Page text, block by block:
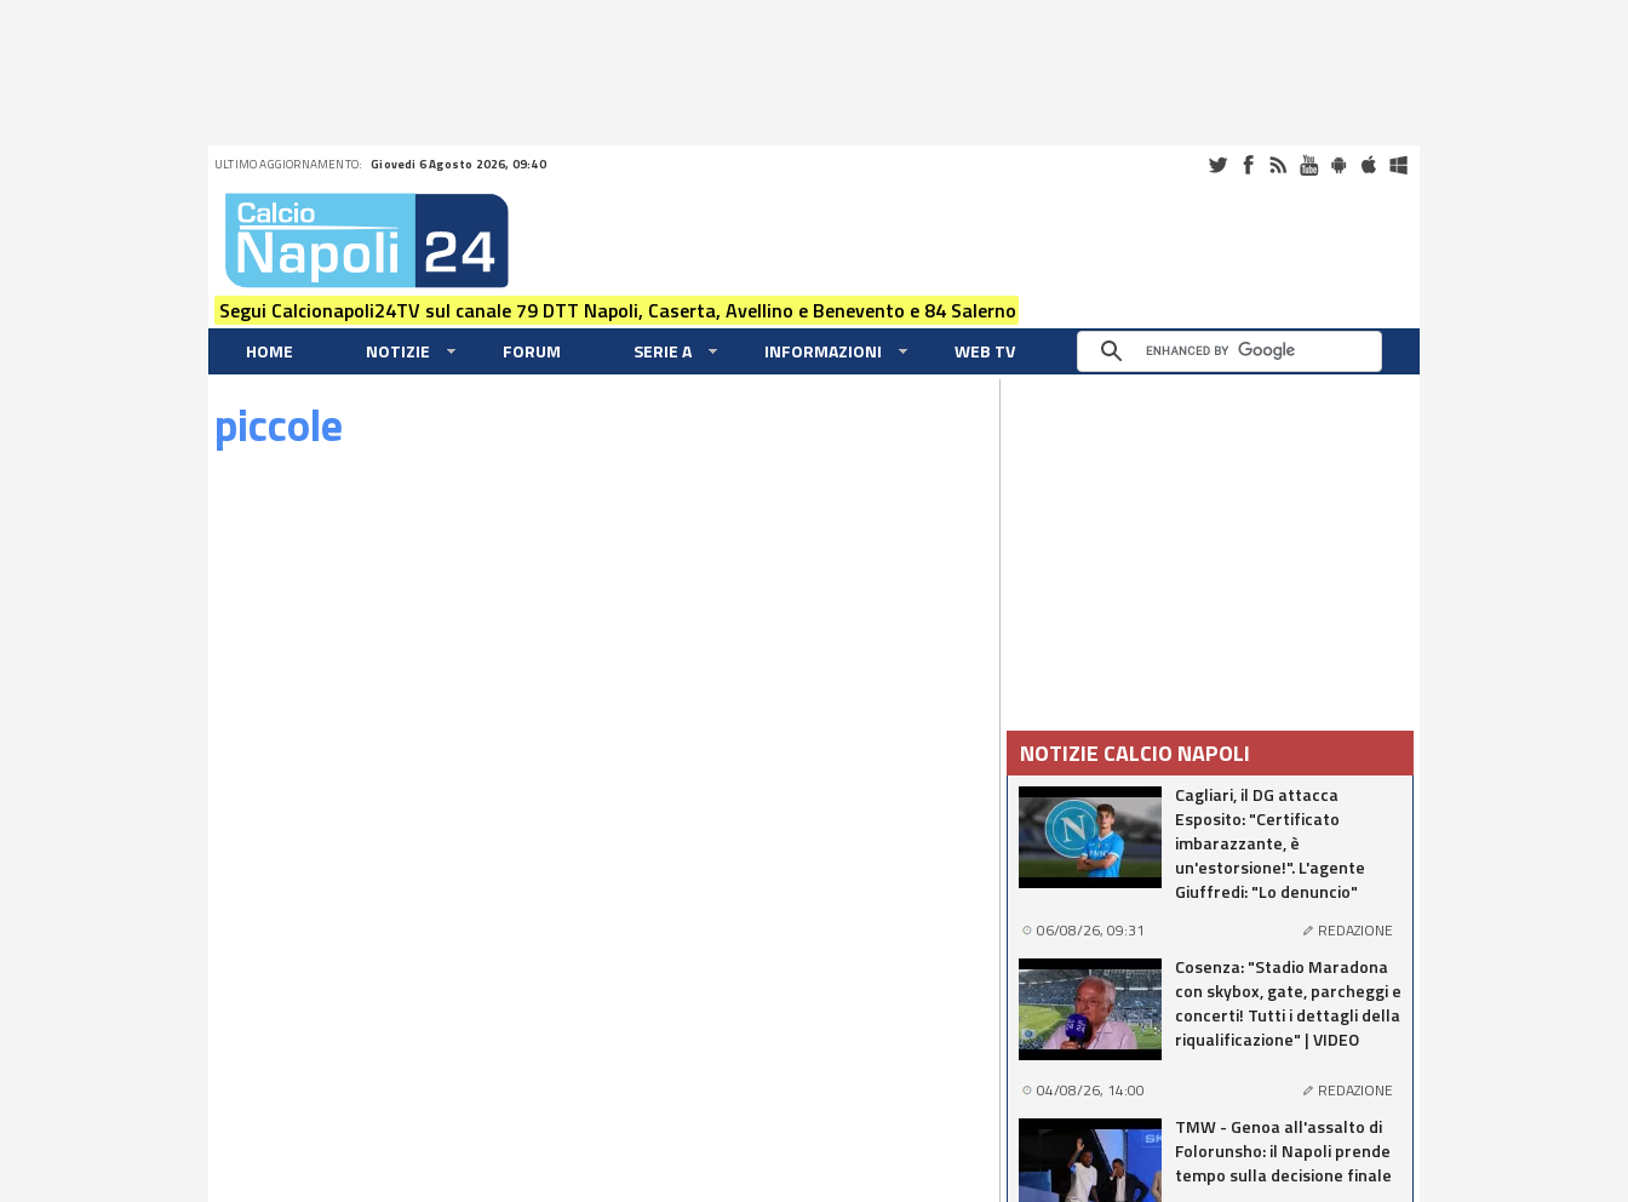
ULTIMO AGGIORNAMENTO: Giovedi 6 Agosto 2026, 09:40
Segui Calcionapoli24TV sul canale 79 DTT Napoli, Caserta, Avellino e Benevento e 84 Salerno
HOME NOTIZIE FORUM SERIE A INFORMAZIONI WEB TV
piccole
NOTIZIE CALCIO NAPOLI
Cagliari, il DG attacca
Esposito: "Certificato
imbarazzante, è
un'estorsione!". L'agente
Giuffredi: "Lo denuncio"
06/08/26, 09:31 REDAZIONE
Cosenza: "Stadio Maradona
con skybox, gate, parcheggi e
concerti! Tutti i dettagli della
riqualificazione" | VIDEO
04/08/26, 14:00 REDAZIONE
TMW - Genoa all'assalto di
Folorunsho: il Napoli prende
tempo sulla decisione finale